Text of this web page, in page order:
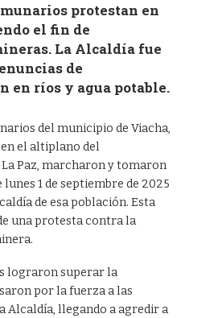
protestan en
el fin de
La Alcaldía fue
de
en ríos y agua potable.
del municipio de Viacha,
el altiplano del
Paz, marcharon y tomaron
lunes 1 de septiembre de 2025
de esa población. Esta
una protesta contra la
lograron superar la
por la fuerza a las
Alcaldía, llegando a agredir a